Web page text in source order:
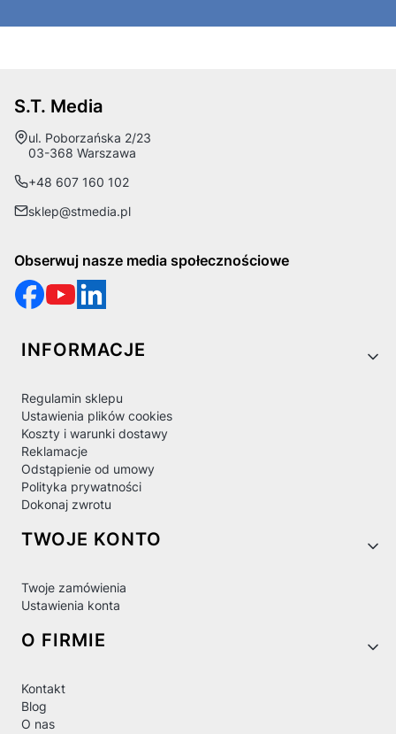
S.T. Media
Adres:
ul. Poborzańska 2/23
03-368 Warszawa
+48 607 160 102
sklep@stmedia.pl
Obserwuj nasze media społecznościowe
Linki w stopce
INFORMACJE
Regulamin sklepu
Ustawienia plików cookies
Koszty i warunki dostawy
Reklamacje
Odstąpienie od umowy
Polityka prywatności
Dokonaj zwrotu
TWOJE KONTO
Twoje zamówienia
Ustawienia konta
O FIRMIE
Kontakt
Blog
O nas